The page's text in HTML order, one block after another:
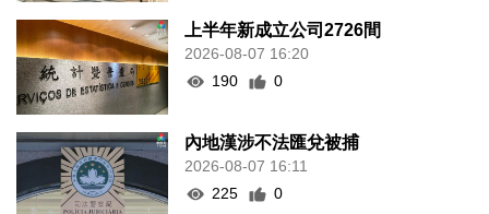
上半年新成立公司2726間
2026-08-07 16:20
190
0
內地漢涉不法匯兌被捕
2026-08-07 16:11
225
0